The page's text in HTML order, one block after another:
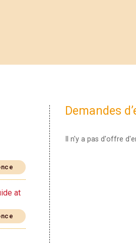
at
Demandes
Il n'y a pas d'offre